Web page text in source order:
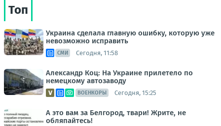
Топ
Украина сделала главную ошибку, которую уже
невозможно исправить
СМИ Сегодня, 11:58
Александр Коц: На Украине прилетело по
немецкому автозаводу
ВОЕНКОРЫ Сегодня, 15:25
А это вам за Белгород, твари! Жрите, не
обляпайтесь!